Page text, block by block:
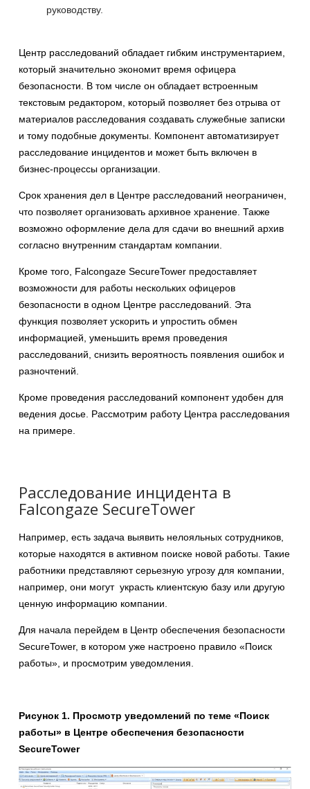
руководству.
Центр расследований обладает гибким инструментарием,
который значительно экономит время офицера
безопасности. В том числе он обладает встроенным
текстовым редактором, который позволяет без отрыва от
материалов расследования создавать служебные записки
и тому подобные документы. Компонент автоматизирует
расследование инцидентов и может быть включен в
бизнес-процессы организации.
Срок хранения дел в Центре расследований неограничен,
что позволяет организовать архивное хранение. Также
возможно оформление дела для сдачи во внешний архив
согласно внутренним стандартам компании.
Кроме того, Falcongaze SecureTower предоставляет
возможности для работы нескольких офицеров
безопасности в одном Центре расследований. Эта
функция позволяет ускорить и упростить обмен
информацией, уменьшить время проведения
расследований, снизить вероятность появления ошибок и
разночтений.
Кроме проведения расследований компонент удобен для
ведения досье. Рассмотрим работу Центра расследования
на примере.
Расследование инцидента в
Falcongaze SecureTower
Например, есть задача выявить нелояльных сотрудников,
которые находятся в активном поиске новой работы. Такие
работники представляют серьезную угрозу для компании,
например, они могут украсть клиентскую базу или другую
ценную информацию компании.
Для начала перейдем в Центр обеспечения безопасности
SecureTower, в котором уже настроено правило «Поиск
работы», и просмотрим уведомления.
Рисунок 1. Просмотр уведомлений по теме «Поиск
работы» в Центре обеспечения безопасности
SecureTower